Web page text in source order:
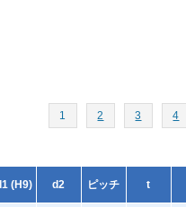
1 2 3 4
(H9) d2 ピッチ t